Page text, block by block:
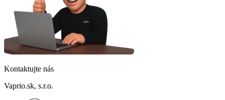
Kontaktujte nás
Vaprio.sk, s.r.o.